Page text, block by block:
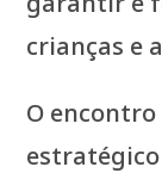
crianças e
O